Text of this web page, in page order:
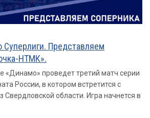
Суперлиги. Представляем
НТМК».
«Динамо» проведет третий матч серии
России, в котором встретится с
области. Игра начнется в